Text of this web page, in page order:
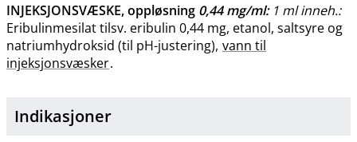
INJEKSJONSVÆSKE, oppløsning 0,44 mg/ml: 1 ml inneh.:
Eribulinmesilat tilsv. eribulin 0,44 mg, etanol, saltsyre og
natriumhydroksid (til pH-justering), vann til
injeksjonsvæsker.
Indikasjoner